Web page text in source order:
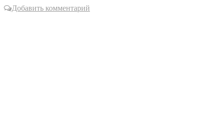
Добавить комментарий